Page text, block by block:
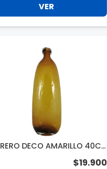
VER
DECO AMARILLO 40C
$19.900